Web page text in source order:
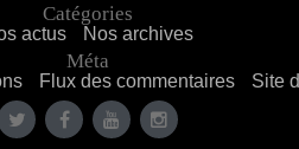
Catégories
actus Nos archives
Méta
Flux des commentaires Site